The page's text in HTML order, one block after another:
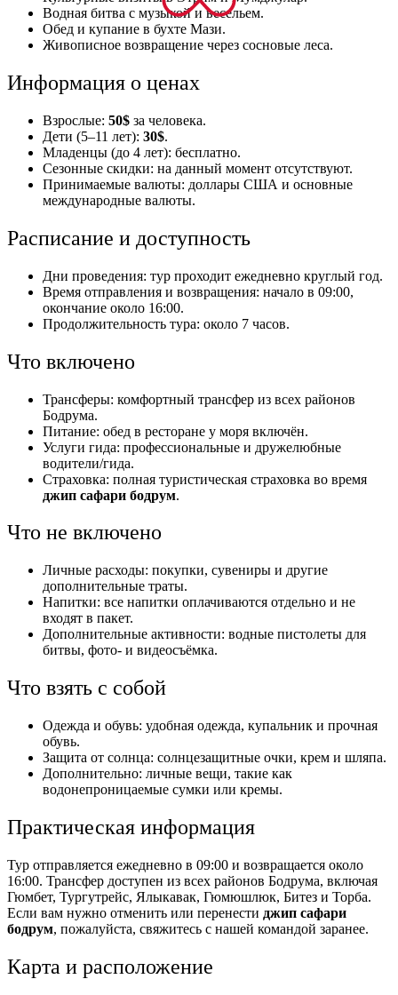
Водная битва с музыкой и весельем.
Обед и купание в бухте Мази.
Живописное возвращение через сосновые леса.
Информация о ценах
Взрослые: 50$ за человека.
Дети (5–11 лет): 30$.
Младенцы (до 4 лет): бесплатно.
Сезонные скидки: на данный момент отсутствуют.
Принимаемые валюты: доллары США и основные
международные валюты.
Расписание и доступность
Дни проведения: тур проходит ежедневно круглый год.
Время отправления и возвращения: начало в 09:00,
окончание около 16:00.
Продолжительность тура: около 7 часов.
Что включено
Трансферы: комфортный трансфер из всех районов
Бодрума.
Питание: обед в ресторане у моря включён.
Услуги гида: профессиональные и дружелюбные
водители/гида.
Страховка: полная туристическая страховка во время
джип сафари бодрум.
Что не включено
Личные расходы: покупки, сувениры и другие
дополнительные траты.
Напитки: все напитки оплачиваются отдельно и не
входят в пакет.
Дополнительные активности: водные пистолеты для
битвы, фото- и видеосъёмка.
Что взять с собой
Одежда и обувь: удобная одежда, купальник и прочная
обувь.
Защита от солнца: солнцезащитные очки, крем и шляпа.
Дополнительно: личные вещи, такие как
водонепроницаемые сумки или кремы.
Практическая информация
Тур отправляется ежедневно в 09:00 и возвращается около
16:00. Трансфер доступен из всех районов Бодрума, включая
Гюмбет, Тургутрейс, Ялыкавак, Гюмюшлюк, Битез и Торба.
Если вам нужно отменить или перенести джип сафари
бодрум, пожалуйста, свяжитесь с нашей командой заранее.
Карта и расположение